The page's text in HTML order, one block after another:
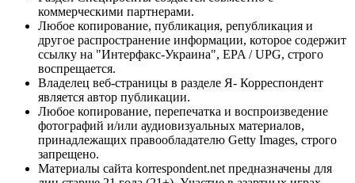
коммерческими партнерами.
Любое копирование, публикация, републикация и
другое распространение информации, которое содержит
ссылку на "Интерфакс-Украина", EPA / UPG, строго
воспрещается.
Владелец веб-страницы в разделе Я- Корреспондент
является автор публикации.
Любое копирование, перепечатка и воспроизведение
фотографий и/или аудиовизуальных материалов,
принадлежащих правообладателю Getty Images, строго
запрещено.
Материалы сайта korrespondent.net предназначены для